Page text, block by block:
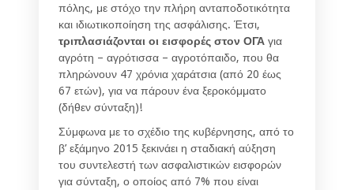
πόλης, με στόχο την πλήρη ανταποδοτικότητα
και ιδιωτικοποίηση της ασφάλισης. Έτσι,
τριπλασιάζονται οι εισφορές στον ΟΓΑ για
αγρότη – αγρότισσα – αγροτόπαιδο, που θα
πληρώνουν 47 χρόνια χαράτσια (από 20 έως
67 ετών), για να πάρουν ένα ξεροκόμματο
(δήθεν σύνταξη)!
Σύμφωνα με το σχέδιο της κυβέρνησης, από το
β’ εξάμηνο 2015 ξεκινάει η σταδιακή αύξηση
του συντελεστή των ασφαλιστικών εισφορών
για σύνταξη, ο οποίος από 7% που είναι